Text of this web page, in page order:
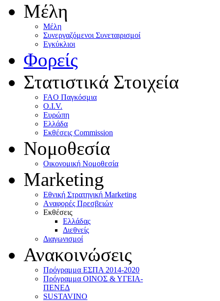
Μέλη
Mέλη
Συνεργαζόμενοι Συνεταιρισμοί
Εγκύκλιοι
Φορείς
Στατιστικά Στοιχεία
FAO Παγκόσμια
O.I.V.
Ευρώπη
Ελλάδα
Eκθέσεις Commission
Νομοθεσία
Οικονομική Νομοθεσία
Marketing
Eθνική Στρατηγική Marketing
Aναφορές Πρεσβειών
Eκθέσεις
Eλλάδας
Διεθνείς
Διαγωνισμοί
Ανακοινώσεις
Πρόγραμμα ΕΣΠΑ 2014-2020
Πρόγραμμα ΟΙΝΟΣ & ΥΓΕΙΑ-
ΠΕΝΕΔ
SUSTAVINO